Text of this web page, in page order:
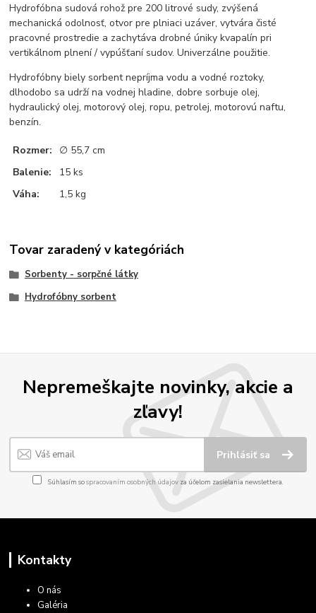
Hydrofóbna sudová rohož pre 200 litrové sudy, zvýšená
mechanická odolnosť, otvor pre plniaci uzáver, vytvára čisté
pracovné prostredie a zachytáva drobné úniky kvapalín pri
vertikálnom plnení / vypúšťaní sudov. Univerzálne použitie.
Hydrofóbny biely sorbent nepríjma vodu a vodné roztoky,
dlhodobo sa udrží na vodnej hladine, dobre sorbuje olej,
hydraulický olej, motorový olej, ropu, petrolej, motorovú naftu,
benzín.
Rozmer:
∅ 55,7 cm
Balenie:
15 ks
Váha:
1,5 kg
Tovar zaradený v kategóriách
Sorbenty - sorpčné látky
Hydrofóbny sorbent
Nepremeškajte novinky, akcie a
zľavy!
Prihlásiť sa
Súhlasím sospracovaním osobných údajov za účelom zasielania newslettera.
Kontakty
O nás
Galéria